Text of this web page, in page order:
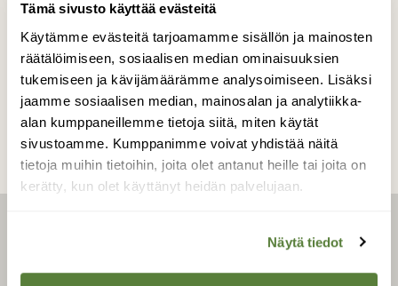
Tämä sivusto käyttää evästeitä
Käytämme evästeitä tarjoamamme sisällön ja mainosten
räätälöimiseen, sosiaalisen median ominaisuuksien
tukemiseen ja kävijämäärämme analysoimiseen. Lisäksi
jaamme sosiaalisen median, mainosalan ja analytiikka-
alan kumppaneillemme tietoja siitä, miten käytät
sivustoamme. Kumppanimme voivat yhdistää näitä
tietoja muihin tietoihin, joita olet antanut heille tai joita on
kerätty, kun olet käyttänyt heidän palvelujaan.
Näytä tiedot
TAKAISIN LISTAAN
Uusin lehti